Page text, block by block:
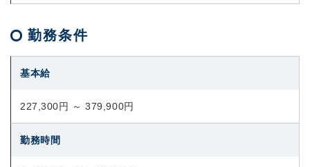
勤務条件
基本給
227,300円 ～ 379,900円
勤務時間